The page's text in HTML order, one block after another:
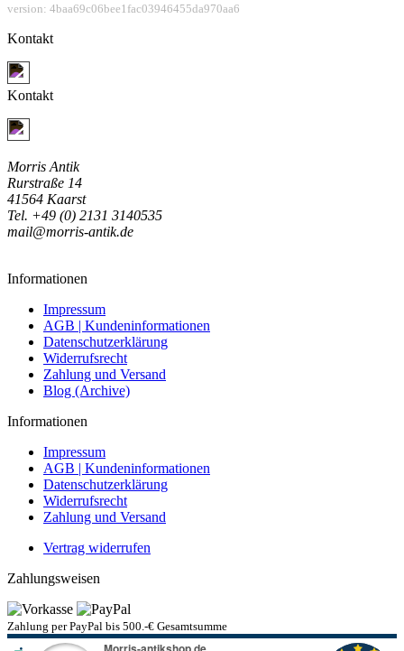
version: 4baa69c06bee1fac03946455da970aa6
Kontakt
Kontakt
Morris Antik
Rurstraße 14
41564 Kaarst
Tel. +49 (0) 2131 3140535
mail@morris-antik.de
Informationen
Impressum
AGB | Kundeninformationen
Datenschutzerklärung
Widerrufsrecht
Zahlung und Versand
Blog (Archive)
Informationen
Impressum
AGB | Kundeninformationen
Datenschutzerklärung
Widerrufsrecht
Zahlung und Versand
Vertrag widerrufen
Zahlungsweisen
Zahlung per PayPal bis 500.-€ Gesamtsumme